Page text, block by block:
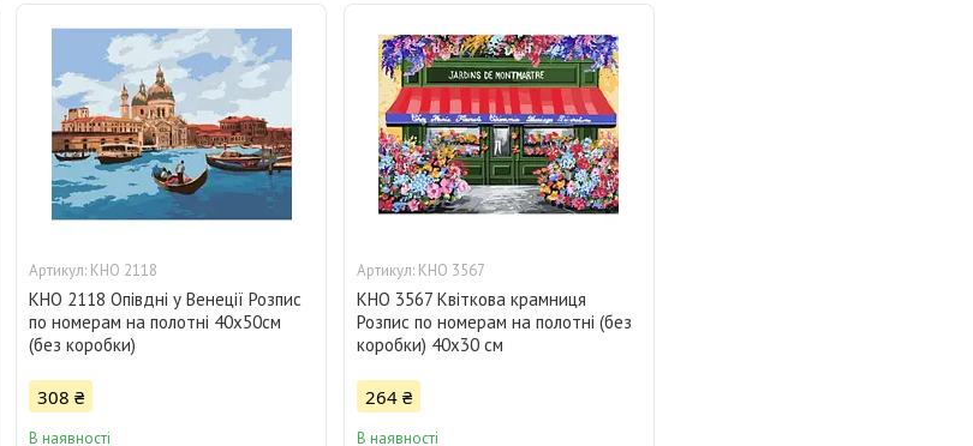
KHO 2118
KHO 2118 Опівдні у Венеції Розпис
по номерам на полотні 40х50см
(без коробки)
308 ₴
В наявності
KHO 3567
KHO 3567 Квіткова крамниця
Розпис по номерам на полотні (без
коробки) 40x30 см
264 ₴
В наявності